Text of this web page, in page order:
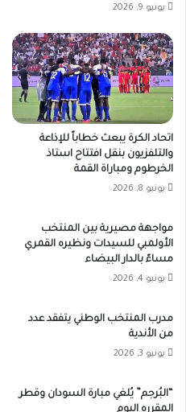
يونيو 9, 2026
اتحاد الكرة يبعث خطاباً للإذاعة
والتلفزيون بنقل افتتاح استاذ
الخرطوم ومباراة القمة
يونيو 8, 2026
مواجهة مصيرية بين المنتخب
الأولمبي للسيدات ونظيره القمري
مساءً بالدار البيضاء
يونيو 4, 2026
مدرب المنتخب الوطني يتفقد عدد
من الأندية
يونيو 3, 2026
“البُرجم” يُلغي مبارة السودان وقطر
المقرره اليوم